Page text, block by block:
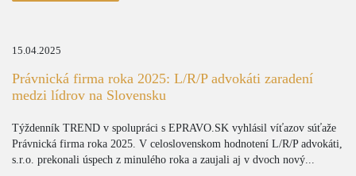
15.04.2025
Právnická firma roka 2025: L/R/P advokáti zaradení
medzi lídrov na Slovensku
Týždenník TREND v spolupráci s EPRAVO.SK vyhlásil víťazov súťaže
Právnická firma roka 2025. V celoslovenskom hodnotení L/R/P advokáti,
s.r.o. prekonali úspech z minulého roka a zaujali aj v dvoch nový...